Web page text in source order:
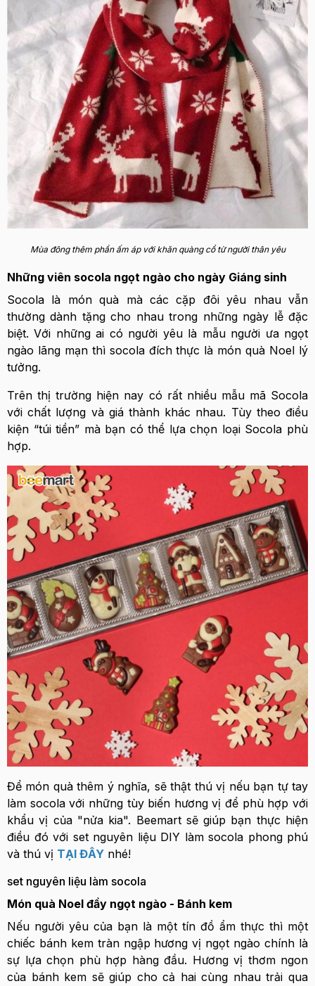
Mùa đông thêm phần ấm áp với khăn quàng cổ từ người thân yêu
Những viên socola ngọt ngào cho ngày Giáng sinh
Socola là món quà mà các cặp đôi yêu nhau vẫn
thường dành tặng cho nhau trong những ngày lễ đặc
biệt. Với những ai có người yêu là mẫu người ưa ngọt
ngào lãng mạn thì socola đích thực là món quà Noel lý
tưởng.
Trên thị trường hiện nay có rất nhiều mẫu mã Socola
với chất lượng và giá thành khác nhau. Tùy theo điều
kiện “túi tiền” mà bạn có thể lựa chọn loại Socola phù
hợp.
Để món quà thêm ý nghĩa, sẽ thật thú vị nếu bạn tự tay
làm socola với những tùy biến hương vị để phù hợp với
khẩu vị của "nửa kia". Beemart sẽ giúp bạn thực hiện
điều đó với set nguyên liệu DIY làm socola phong phú
và thú vị TẠI ĐÂY nhé!
set nguyên liệu làm socola
Món quà Noel đầy ngọt ngào - Bánh kem
Nếu người yêu của bạn là một tín đồ ẩm thực thì một
chiếc bánh kem tràn ngập hương vị ngọt ngào chính là
sự lựa chọn phù hợp hàng đầu. Hương vị thơm ngon
của bánh kem sẽ giúp cho cả hai cùng nhau trải qua